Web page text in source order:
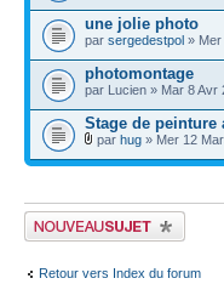
une jolie photo
par sergedestpol » Mer
photomontage
par Lucien » Mar 8 Avr
Stage de peinture
par hug » Mer 12
Publier un nouveau sujet
Retour vers Index du forum